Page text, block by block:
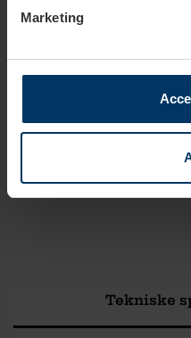
Marketing
Rigtig Kaffe
Rigtig Kaffe
1.099,00 DKK
Tekniske